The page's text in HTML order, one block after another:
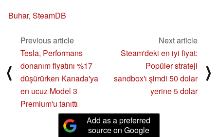
Buhar, SteamDB
⟨
Previous article
Tesla, Performans
donanım fiyatını %17
düşürürken Kanada'ya
en ucuz Model 3
Premium'u tanıttı
Next article
Steam'deki en iyi fiyat:
Popüler strateji
sandbox'ı şimdi 50 dolar
yerine 5 dolar
⟩
Add as a preferred
source on Google